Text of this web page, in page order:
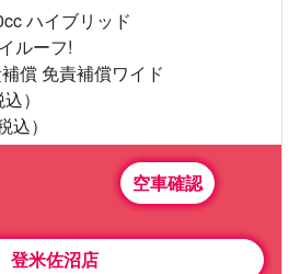
ハイブリッド
ルーフ!
償 免責補償ワイド
）
）
空車確認
登米佐沼店